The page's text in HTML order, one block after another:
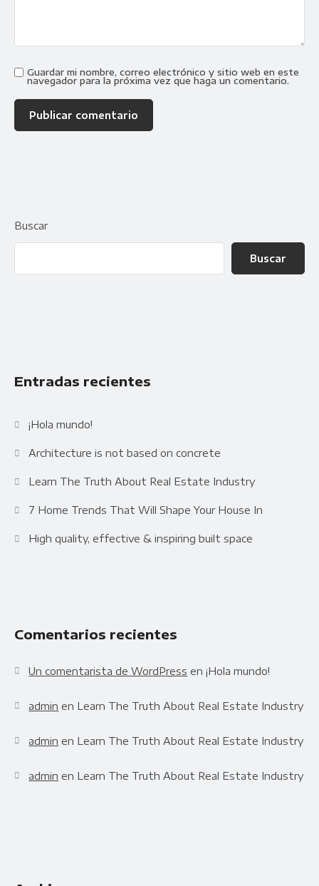
Guardar mi nombre, correo electrónico y sitio web en este
navegador para la próxima vez que haga un comentario.
Buscar
Buscar
Entradas recientes
¡Hola mundo!
Architecture is not based on concrete
Learn The Truth About Real Estate Industry
7 Home Trends That Will Shape Your House In
High quality, effective & inspiring built space
Comentarios recientes
Un comentarista de WordPress en¡Hola mundo!
admin en Learn The Truth About Real Estate Industry
admin en Learn The Truth About Real Estate Industry
admin en Learn The Truth About Real Estate Industry